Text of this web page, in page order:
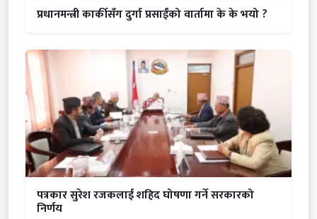
प्रधानमन्त्री कार्कीसँग दुर्गा प्रसाईंको वार्तामा के के भयो ?
पत्रकार सुरेश रजकलाई शहिद घोषणा गर्ने सरकारको
निर्णय